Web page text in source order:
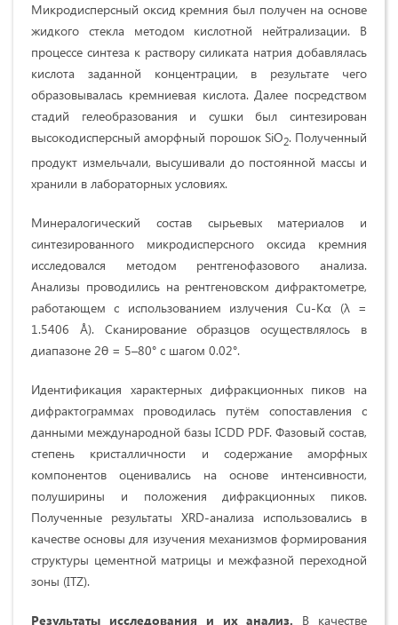
Микродисперсный оксид кремния был получен на основе
жидкого стекла методом кислотной нейтрализации. В
процессе синтеза к раствору силиката натрия добавлялась
кислота заданной концентрации, в результате чего
образовывалась кремниевая кислота. Далее посредством
стадий гелеобразования и сушки был синтезирован
высокодисперсный аморфный порошок SiO2. Полученный
продукт измельчали, высушивали до постоянной массы и
хранили в лабораторных условиях.
Минералогический состав сырьевых материалов и
синтезированного микродисперсного оксида кремния
исследовался методом рентгенофазового анализа.
Анализы проводились на рентгеновском дифрактометре,
работающем с использованием излучения Cu-Kα (λ =
1.5406 Å). Сканирование образцов осуществлялось в
диапазоне 2θ = 5–80° с шагом 0.02°.
Идентификация характерных дифракционных пиков на
дифрактограммах проводилась путём сопоставления с
данными международной базы ICDD PDF. Фазовый состав,
степень кристалличности и содержание аморфных
компонентов оценивались на основе интенсивности,
полуширины и положения дифракционных пиков.
Полученные результаты XRD-анализа использовались в
качестве основы для изучения механизмов формирования
структуры цементной матрицы и межфазной переходной
зоны (ITZ).
Результаты исследования и их анализ. В качестве